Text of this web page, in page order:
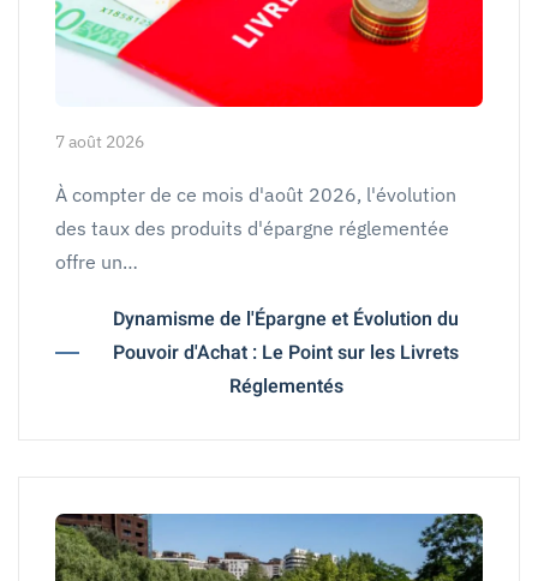
7 août 2026
À compter de ce mois d'août 2026, l'évolution
des taux des produits d'épargne réglementée
offre un…
Dynamisme de l'Épargne et Évolution du
Pouvoir d'Achat : Le Point sur les Livrets
Réglementés